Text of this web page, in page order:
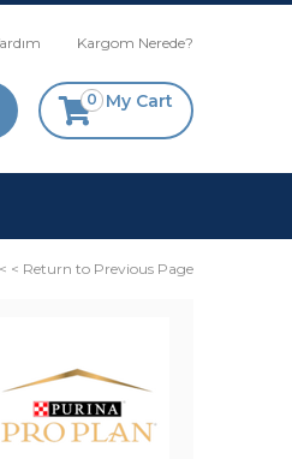
Kargom Nerede?
My Cart
0
< < Return to Previous Page